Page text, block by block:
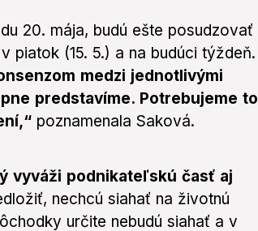
20. mája, budú ešte posudzovať
piatok (15. 5.) a na budúci týždeň.
medzi jednotlivými
predstavíme. Potrebujeme to
poznamenala Saková.
vyváži podnikateľskú časť aj
nechcú siahať na životnú
určite nebudú siahať a v